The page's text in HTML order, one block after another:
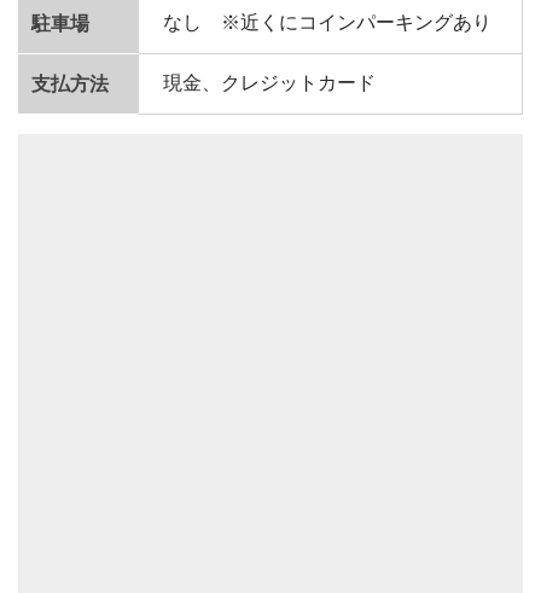
駐車場 なし ※近くにコインパーキングあり
支払方法 現金、クレジットカード